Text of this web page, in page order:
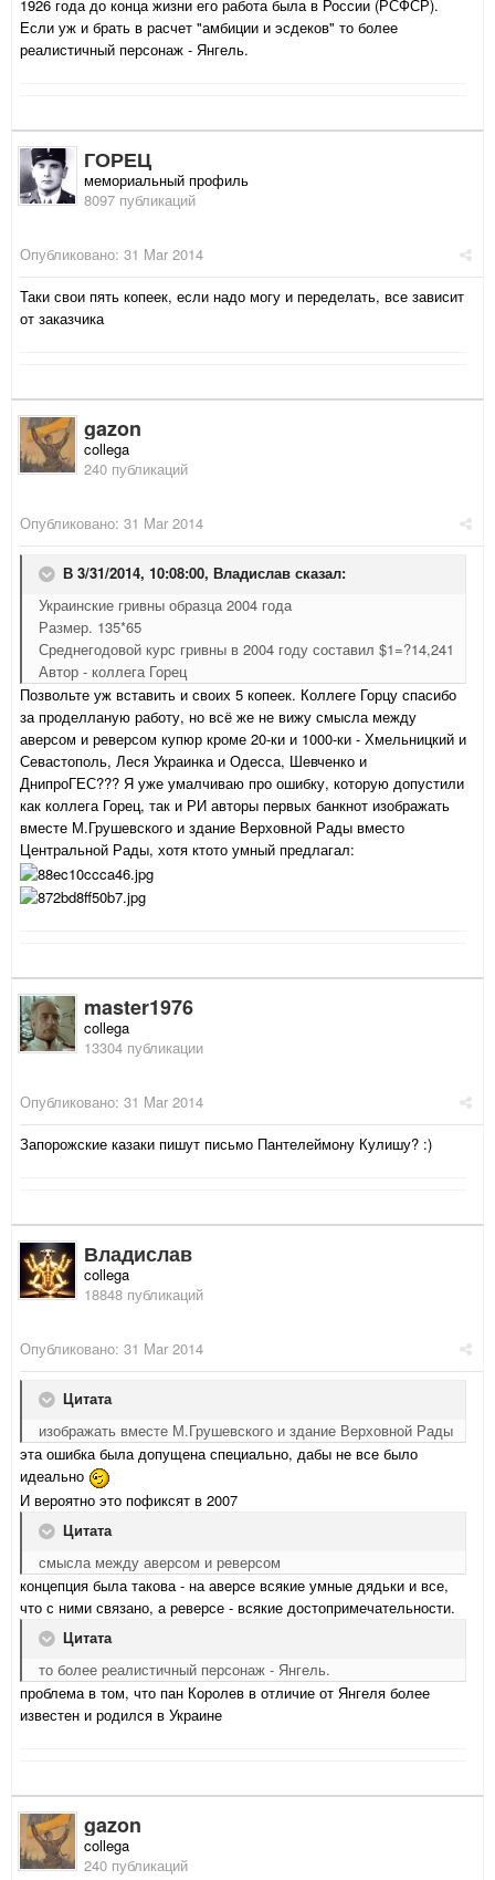
1926 года до конца жизни его работа была в России (РСФСР).
Если уж и брать в расчет "амбиции и эсдеков" то более
реалистичный персонаж - Янгель.
ГОРЕЦ
мемориальный профиль
8097 публикаций
Опубликовано: 31 Mar 2014
Таки свои пять копеек, если надо могу и переделать, все зависит
от заказчика
gazon
collega
240 публикаций
Опубликовано: 31 Mar 2014
В 3/31/2014, 10:08:00, Владислав сказал:
Украинские гривны образца 2004 года
Размер. 135*65
Среднегодовой курс гривны в 2004 году составил $1=?14,241
Автор - коллега Горец
Позвольте уж вставить и своих 5 копеек. Коллеге Горцу спасибо
за проделланую работу, но всё же не вижу смысла между
аверсом и реверсом купюр кроме 20-ки и 1000-ки - Хмельницкий и
Севастополь, Леся Украинка и Одесса, Шевченко и
ДнипроГЕС??? Я уже умалчиваю про ошибку, которую допустили
как коллега Горец, так и РИ авторы первых банкнот изображать
вместе М.Грушевского и здание Верховной Рады вместо
Центральной Рады, хотя ктото умный предлагал:
master1976
collega
13304 публикации
Опубликовано: 31 Mar 2014
Запорожские казаки пишут письмо Пантелеймону Кулишу? :)
Владислав
collega
18848 публикаций
Опубликовано: 31 Mar 2014
Цитата
изображать вместе М.Грушевского и здание Верховной Рады
эта ошибка была допущена специально, дабы не все было
идеально
И вероятно это пофиксят в 2007
Цитата
смысла между аверсом и реверсом
концепция была такова - на аверсе всякие умные дядьки и все,
что с ними связано, а реверсе - всякие достопримечательности.
Цитата
то более реалистичный персонаж - Янгель.
проблема в том, что пан Королев в отличие от Янгеля более
известен и родился в Украине
gazon
collega
240 публикаций